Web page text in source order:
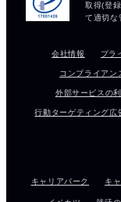
会社情報 プラ
コンプライアン
外部サービスの
行動ターゲティング広